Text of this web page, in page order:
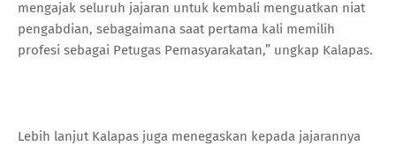
mengajak seluruh jajaran untuk kembali menguatkan niat
pengabdian, sebagaimana saat pertama kali memilih
profesi sebagai Petugas Pemasyarakatan,” ungkap Kalapas.
Lebih lanjut Kalapas juga menegaskan kepada jajarannya